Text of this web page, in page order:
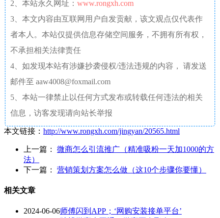
2、本站永久网址： www.rongxh.com
3、本文内容由互联网用户自发贡献，该文观点仅代表作
者本人。本站仅提供信息存储空间服务，不拥有所有权，
不承担相关法律责任
4、如发现本站有涉嫌抄袭侵权/违法违规的内容， 请发送
邮件至 aaw4008@foxmail.com
5、本站一律禁止以任何方式发布或转载任何违法的相关
信息，访客发现请向站长举报
本文链接： http://www.rongxh.com/jingyan/20565.html
上一篇： 微商怎么引流推广（精准吸粉一天加1000的方
法）
下一篇： 营销策划方案怎么做（这10个步骤你要懂）
相关文章
2024-06-06师傅闪到APP；‘网购安装接单平台’